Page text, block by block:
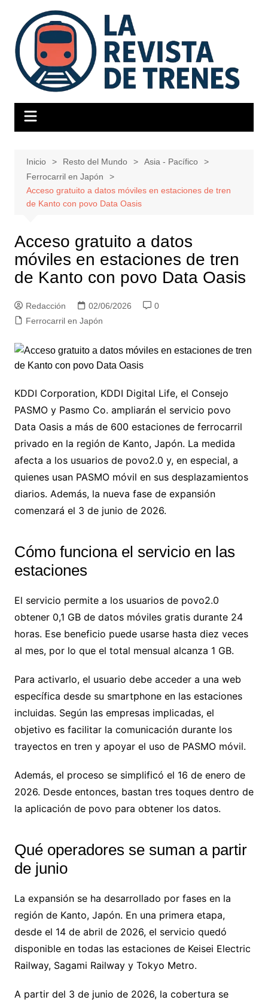
contenido
Inicio Resto del Mundo
Asia - Pacífico
Ferrocarril en Japón
Acceso gratuito a datos móviles en estaciones de tren
de Kanto con povo Data Oasis
Acceso gratuito a datos
móviles en estaciones de tren
de Kanto con povo Data Oasis
Redacción 02/06/2026
0
Ferrocarril en Japón
KDDI Corporation, KDDI Digital Life, el Consejo
PASMO y Pasmo Co. ampliarán el servicio povo
Data Oasis a más de 600 estaciones de ferrocarril
privado en la región de Kanto, Japón. La medida
afecta a los usuarios de povo2.0 y, en especial, a
quienes usan PASMO móvil en sus desplazamientos
diarios. Además, la nueva fase de expansión
comenzará el 3 de junio de 2026.
Cómo funciona el servicio en las
estaciones
El servicio permite a los usuarios de povo2.0
obtener 0,1 GB de datos móviles gratis durante 24
horas. Ese beneficio puede usarse hasta diez veces
al mes, por lo que el total mensual alcanza 1 GB.
Para activarlo, el usuario debe acceder a una web
específica desde su smartphone en las estaciones
incluidas. Según las empresas implicadas, el
objetivo es facilitar la comunicación durante los
trayectos en tren y apoyar el uso de PASMO móvil.
Además, el proceso se simplificó el 16 de enero de
2026. Desde entonces, bastan tres toques dentro de
la aplicación de povo para obtener los datos.
Qué operadores se suman a partir
de junio
La expansión se ha desarrollado por fases en la
región de Kanto, Japón. En una primera etapa,
desde el 14 de abril de 2026, el servicio quedó
disponible en todas las estaciones de Keisei Electric
Railway, Sagami Railway y Tokyo Metro.
A partir del 3 de junio de 2026, la cobertura se